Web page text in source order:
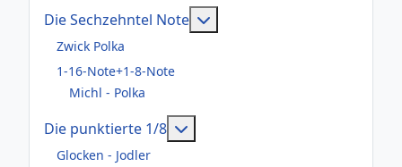
Die Sechzehntel Note
Zwick Polka
1-16-Note+1-8-Note
Michl - Polka
Die punktierte 1/8
Glocken - Jodler